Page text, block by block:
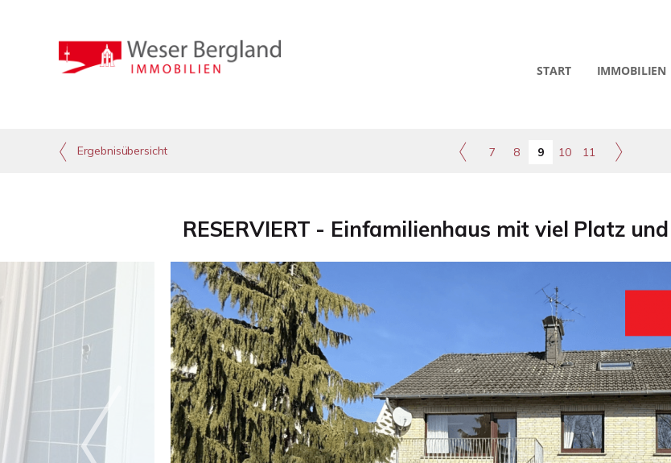
START IMMOBILIEN
Ergebnisübersicht 7 8 9 10 11
RESERVIERT - Einfamilienhaus mit viel Platz